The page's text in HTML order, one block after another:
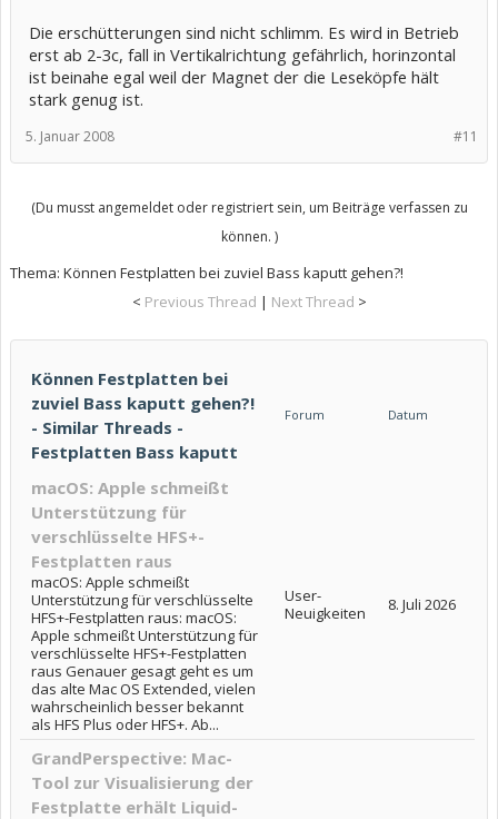
Die erschütterungen sind nicht schlimm. Es wird in Betrieb
erst ab 2-3c, fall in Vertikalrichtung gefährlich, horinzontal
ist beinahe egal weil der Magnet der die Leseköpfe hält
stark genug ist.
#11
5. Januar 2008
(Du musst angemeldet oder registriert sein, um Beiträge verfassen zu
können. )
Thema: Können Festplatten bei zuviel Bass kaputt gehen?!
< Previous Thread | Next Thread >
Können Festplatten bei
zuviel Bass kaputt gehen?!
- Similar Threads -
Festplatten Bass kaputt
Forum Datum
macOS: Apple schmeißt
Unterstützung für
verschlüsselte HFS+-
Festplatten raus
macOS: Apple schmeißt
Unterstützung für verschlüsselte
HFS+-Festplatten raus: macOS:
Apple schmeißt Unterstützung für
verschlüsselte HFS+-Festplatten
raus Genauer gesagt geht es um
das alte Mac OS Extended, vielen
wahrscheinlich besser bekannt
als HFS Plus oder HFS+. Ab...
User-
Neuigkeiten
8. Juli 2026
GrandPerspective: Mac-
Tool zur Visualisierung der
Festplatte erhält Liquid-